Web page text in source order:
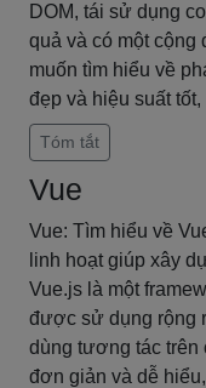
DOM, tái sử dụng
quả và có một cộng
muốn tìm hiểu về
đẹp và hiệu suất
Tóm tắt
Vue
Vue: Tìm hiểu về
linh hoạt giúp xây
Vue.js là một
được sử dụng rộng
dùng tương tác trên
đơn giản và dễ